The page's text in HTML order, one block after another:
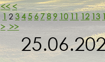
<<<
1 23456789 10 11 12 13
> >>